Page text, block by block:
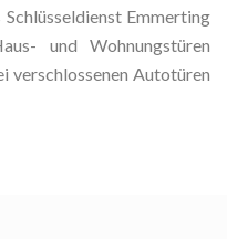
Emmerting
und Wohnungstüren
verschlossenen Autotüren